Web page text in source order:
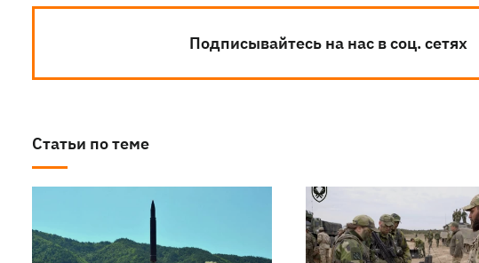
Подписывайтесь на нас в соц. сетях
Статьи по теме